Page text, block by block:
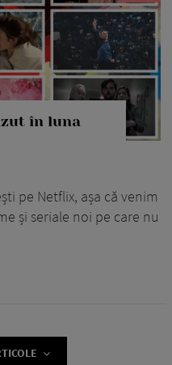
în luna
pe Netflix, așa că venim
și seriale noi pe care nu